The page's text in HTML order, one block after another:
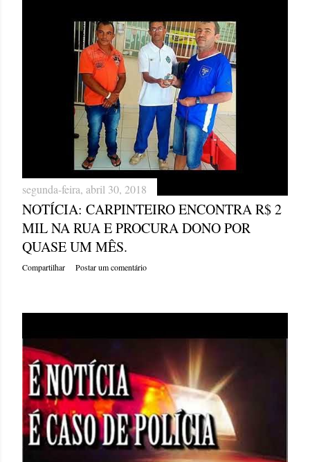
segunda-feira, abril 30, 2018
NOTÍCIA: CARPINTEIRO ENCONTRA R$ 2
MIL NA RUA E PROCURA DONO POR
QUASE UM MÊS.
Compartilhar Postar um comentário